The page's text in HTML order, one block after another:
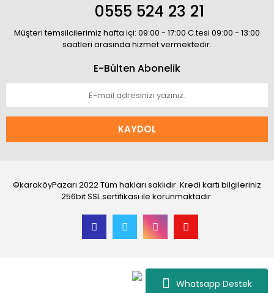
Whatsapp Destek
0555 524 23 21
Müşteri temsilcilerimiz hafta içi: 09:00 - 17:00 C.tesi 09:00 - 13:00
saatleri arasında hizmet vermektedir.
E-Bülten Abonelik
KAYDOL
©karaköyPazarı 2022 Tüm hakları saklıdır. Kredi kartı bilgileriniz
256bit SSL sertifikası ile korunmaktadır.